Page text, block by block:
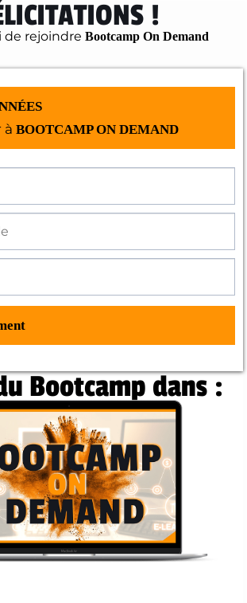
!
de rejoindre Bootcamp On Demand
à BOOTCAMP ON DEMAND
Bootcamp dans :